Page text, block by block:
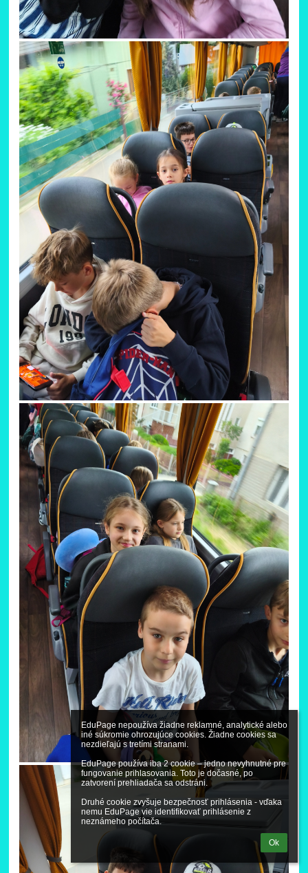
EduPage nepoužíva žiadne reklamné, analytické alebo
iné súkromie ohrozujúce cookies. Žiadne cookies sa
nezdieľajú s tretími stranami.
EduPage používa iba 2 cookie – jedno nevyhnutné pre
fungovanie prihlasovania. Toto je dočasné, po
zatvorení prehliadača sa odstráni.
Druhé cookie zvyšuje bezpečnosť prihlásenia - vďaka
nemu EduPage vie identifikovať prihlásenie z
neznámeho počítača.
Ok